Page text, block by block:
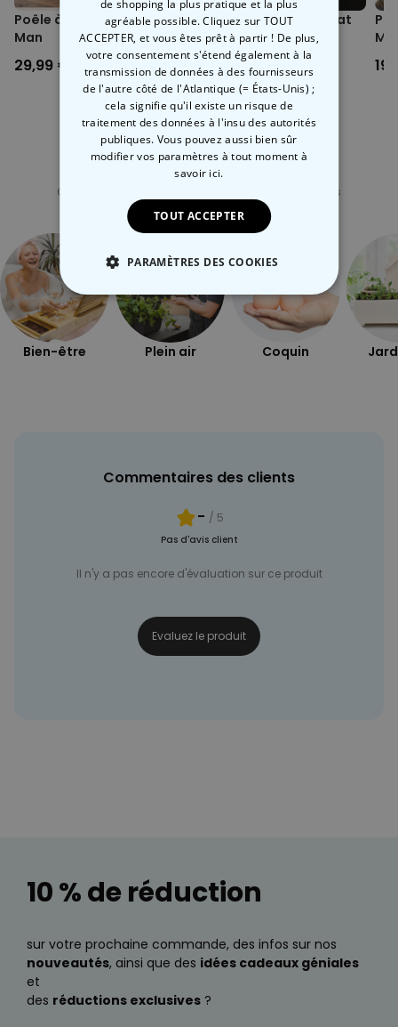
Poêle à frire 3 en 1 Lazy
Man
29,99 €
Salière et poivrière chat
12,99 €
Catégorie concernée
Consultez nos autres catégories de cadeux insolites
Bien-être Plein air Coquin
Commentaires des clients
- / 5
Pas d'avis client
Il n'y a pas encore d'évaluation sur ce produit
Evaluez le produit
10 % de réduction
sur votre prochaine commande, des infos sur nos
nouveautés, ainsi que des idées cadeaux géniales
et
des réductions exclusives ?
de shopping la plus pratique et la plus
agréable possible. Cliquez sur TOUT
ACCEPTER, et vous êtes prêt à partir ! De plus,
votre consentement s'étend également à la
transmission de données à des fournisseurs
de l'autre côté de l'Atlantique (= États-Unis) ;
cela signifie qu'il existe un risque de
traitement des données à l'insu des autorités
publiques. Vous pouvez aussi bien sûr
modifier vos paramètres à tout moment à
savoir ici.
TOUT ACCEPTER
PARAMÈTRES DES COOKIES
STRICTEMENT NÉCESSAIRE
PERFORMANCE